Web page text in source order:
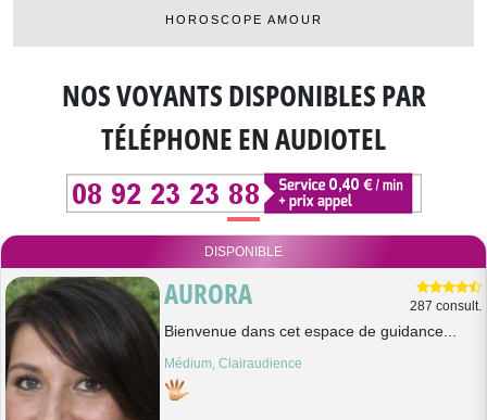
HOROSCOPE AMOUR
NOS VOYANTS DISPONIBLESPAR
TÉLÉPHONE EN AUDIOTEL
DISPONIBLE
AURORA 287 consult.
Bienvenue dans cet espace de guidance...
Médium, Clairaudience